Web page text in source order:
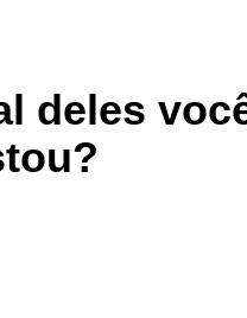
deles